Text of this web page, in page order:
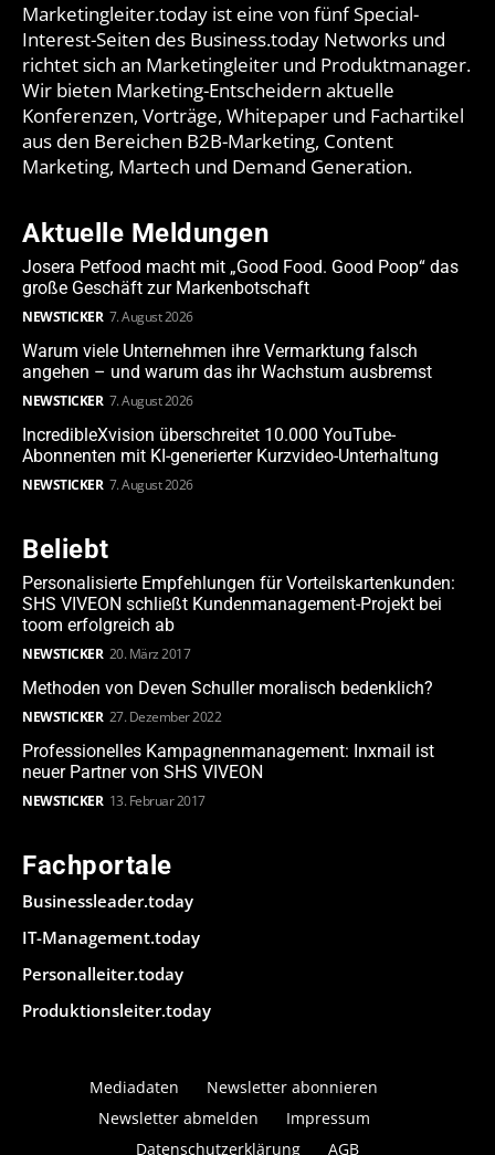
Marketingleiter.today ist eine von fünf Special-
Interest-Seiten des Business.today Networks und
richtet sich an Marketingleiter und Produktmanager.
Wir bieten Marketing-Entscheidern aktuelle
Konferenzen, Vorträge, Whitepaper und Fachartikel
aus den Bereichen B2B-Marketing, Content
Marketing, Martech und Demand Generation.
Aktuelle Meldungen
Josera Petfood macht mit „Good Food. Good Poop“ das
große Geschäft zur Markenbotschaft
NEWSTICKER 7. August 2026
Warum viele Unternehmen ihre Vermarktung falsch
angehen – und warum das ihr Wachstum ausbremst
NEWSTICKER 7. August 2026
IncredibleXvision überschreitet 10.000 YouTube-
Abonnenten mit KI-generierter Kurzvideo-Unterhaltung
NEWSTICKER 7. August 2026
Beliebt
Personalisierte Empfehlungen für Vorteilskartenkunden:
SHS VIVEON schließt Kundenmanagement-Projekt bei
toom erfolgreich ab
NEWSTICKER 20. März 2017
Methoden von Deven Schuller moralisch bedenklich?
NEWSTICKER 27. Dezember 2022
Professionelles Kampagnenmanagement: Inxmail ist
neuer Partner von SHS VIVEON
NEWSTICKER 13. Februar 2017
Fachportale
Businessleader.today
IT-Management.today
Personalleiter.today
Produktionsleiter.today
Mediadaten
Newsletter abonnieren
Newsletter abmelden
Impressum
Datenschutzerklärung
AGB